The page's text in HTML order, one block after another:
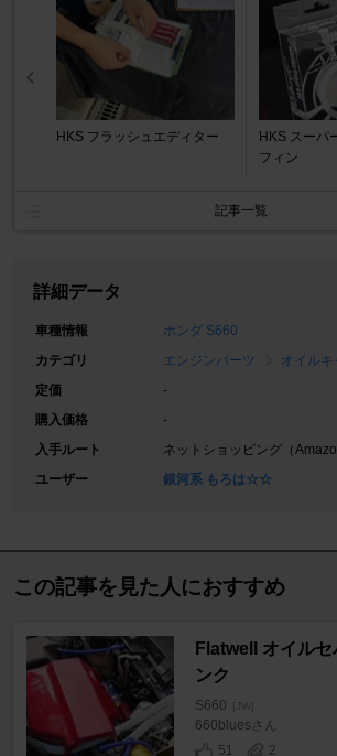
HKS フラッシュエディター
HKS スーパ
フィン
記事一覧
詳細データ
車種情報
ホンダ S660
カテゴリ
エンジンパーツ
オイルキ
定価
-
購入価格
-
入手ルート
ネットショッピング（
ユーザー
銀河系 もろは☆☆
この記事を見た人におすすめ
Flatwell オイルセ
ンク
S660 [JW]
660bluesさん
51
2